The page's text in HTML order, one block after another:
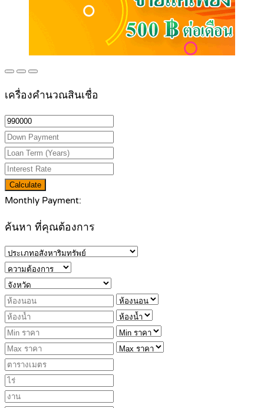
เครื่องคำนวณสินเชื่อ
Calculate
Monthly Payment:
ค้นหา ที่คุณต้องการ